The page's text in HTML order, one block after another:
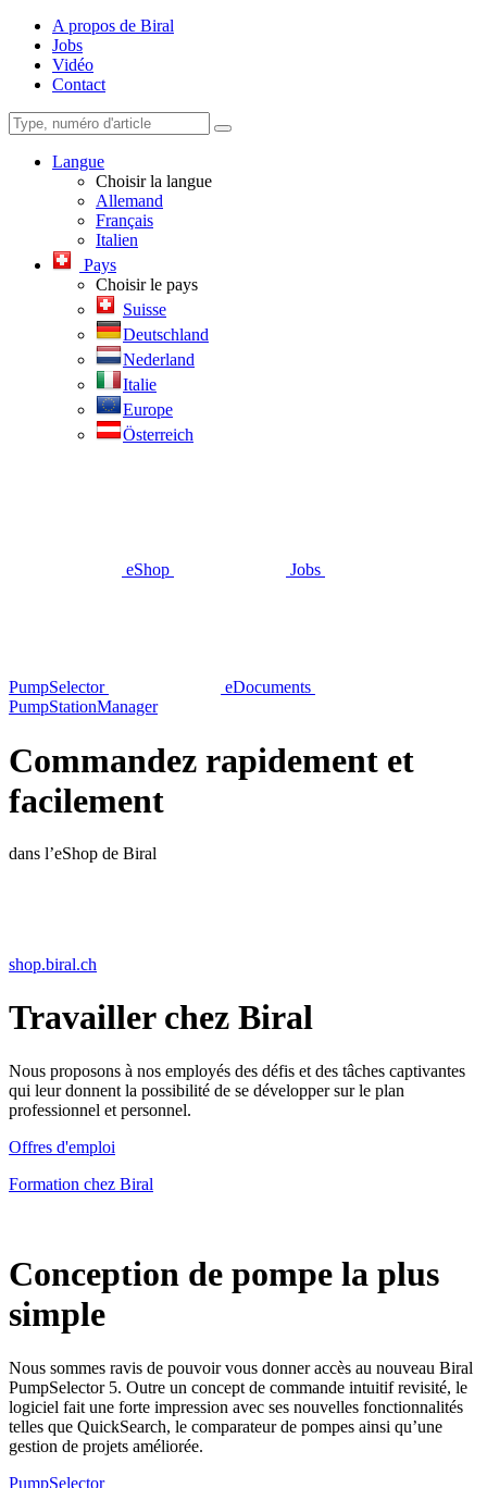
A propos de Biral
Jobs
Vidéo
Contact
Langue
Choisir la langue
Allemand
Français
Italien
Pays
Choisir le pays
Suisse
Deutschland
Nederland
Italie
Europe
Österreich
eShop Jobs
PumpSelector
eDocuments
PumpStationManager
Commandez rapidement et
facilement
dans l’eShop de Biral
shop.biral.ch
Travailler chez Biral
Nous proposons à nos employés des défis et des tâches captivantes
qui leur donnent la possibilité de se développer sur le plan
professionnel et personnel.
Offres d'emploi
Formation chez Biral
Conception de pompe la plus
simple
Nous sommes ravis de pouvoir vous donner accès au nouveau Biral
PumpSelector 5. Outre un concept de commande intuitif revisité, le
logiciel fait une forte impression avec ses nouvelles fonctionnalités
telles que QuickSearch, le comparateur de pompes ainsi qu’une
gestion de projets améliorée.
PumpSelector